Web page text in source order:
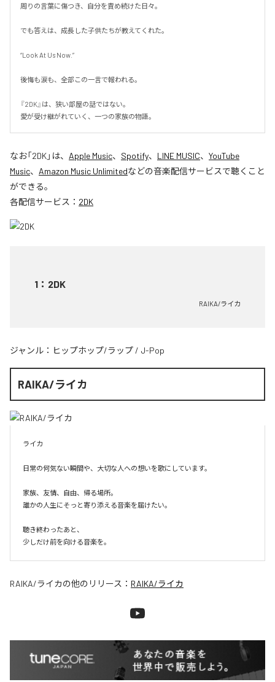
周りの言葉に傷つき、自分を責め続けた日々。
でも答えは、成長した子供たちが教えてくれた。
“Look At Us Now.”
後悔も涙も、全部この一言で報われる。
『2DK』は、狭い部屋の話ではない。
愛が受け継がれていく、一つの家族の物語。
なお「2DK」は、 Apple Music、 Spotify、 LINE MUSIC、 YouTube
Music、 Amazon Music Unlimitedなどの音楽配信サービスで聴くこと
ができる。
各配信サービス： 2DK
1 ： 2DK
RAIKA/ライカ
ジャンル： ヒップホップ/ラップ / J-Pop
RAIKA/ライカ
ライカ
日常の何気ない瞬間や、大切な人への想いを歌にしています。
家族、友情、自由、帰る場所。
誰かの人生にそっと寄り添える音楽を届けたい。
聴き終わったあと、
少しだけ前を向ける音楽を。
RAIKA/ライカの他のリリース： RAIKA/ライカ